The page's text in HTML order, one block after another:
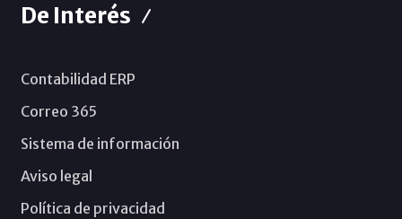
De Interés
Contabilidad ERP
Correo 365
Sistema de información
Aviso legal
Política de privacidad